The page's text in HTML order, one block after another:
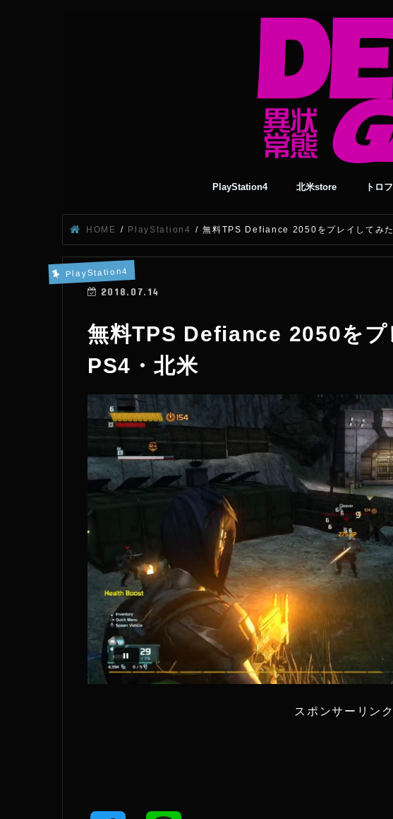
PlayStation4 北米store トロ
HOME PlayStation4 無料TPS Defiance 2050をプレイしてみ
PlayStation4
2018.07.14
無料TPS Defiance 2050をプ
PS4・北米
スポンサーリンク